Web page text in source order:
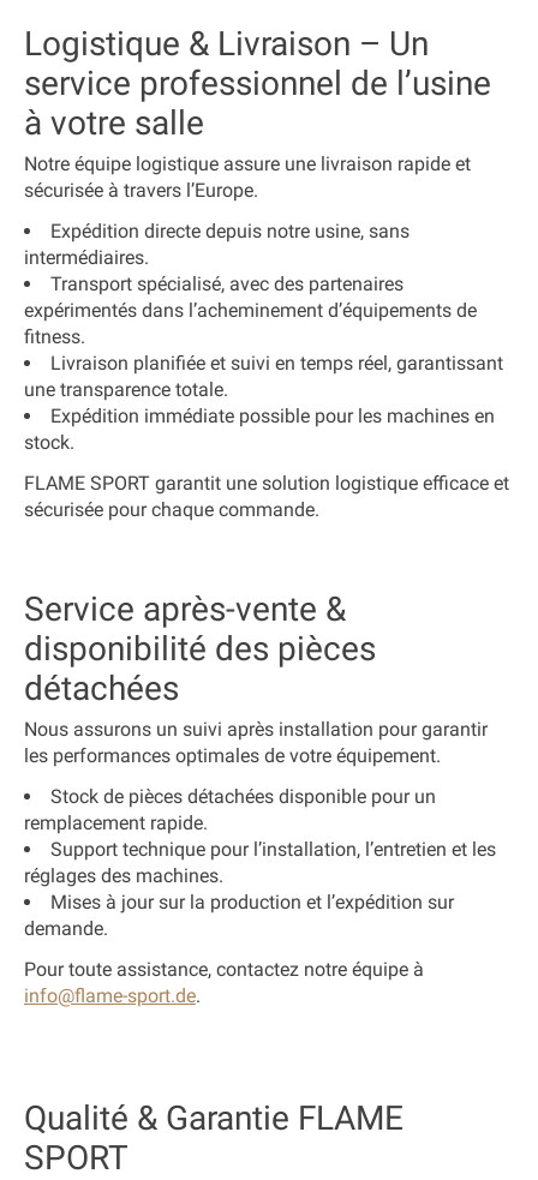
Logistique & Livraison – Un
service professionnel de l’usine
à votre salle
Notre équipe logistique assure une livraison rapide et
sécurisée à travers l’Europe.
Expédition directe depuis notre usine, sans
intermédiaires.
Transport spécialisé, avec des partenaires
expérimentés dans l’acheminement d’équipements de
fitness.
Livraison planifiée et suivi en temps réel, garantissant
une transparence totale.
Expédition immédiate possible pour les machines en
stock.
FLAME SPORT garantit une solution logistique efficace et
sécurisée pour chaque commande.
Service après-vente &
disponibilité des pièces
détachées
Nous assurons un suivi après installation pour garantir
les performances optimales de votre équipement.
Stock de pièces détachées disponible pour un
remplacement rapide.
Support technique pour l’installation, l’entretien et les
réglages des machines.
Mises à jour sur la production et l’expédition sur
demande.
Pour toute assistance, contactez notre équipe à
info@flame-sport.de.
Qualité & Garantie FLAME
SPORT